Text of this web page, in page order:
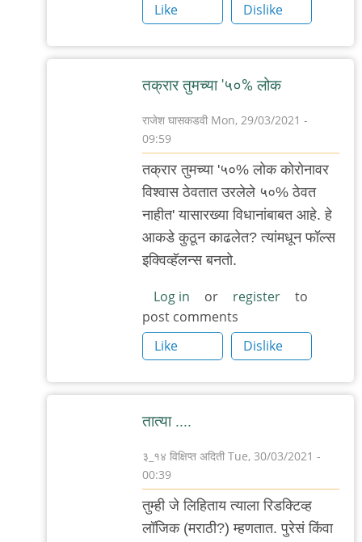
Like
Dislike
तक्रार तुमच्या '५०% लोक
राजेश घासकडवी Mon, 29/03/2021 -
09:59
reply
सामान्य
व्यक्ती
काय
गैरसमज
पसरविणार
by
Rajesh188
तक्रार तुमच्या '५०% लोक कोरोनावर
विश्वास ठेवतात उरलेले ५०% ठेवत
नाहीत' यासारख्या विधानांबाबत आहे. हे
आकडे कुठून काढलेत? त्यांमधून फॉल्स
इक्विव्हॅलन्स बनतो.
Log in or register
to
post comments
Like
Dislike
तात्या ....
३_१४ विक्षिप्त अदिती Tue, 30/03/2021 -
00:39
reply
तुम्ही जे लिहिताय त्याला रिडक्टिव्ह
लॉजिक (मराठी?) म्हणतात. पुरेसं किंवा